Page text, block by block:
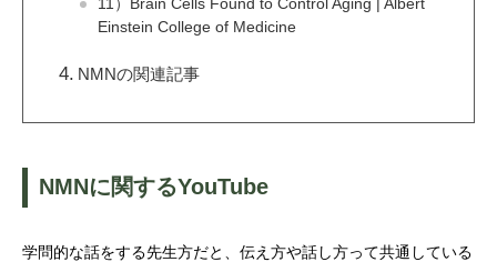
11）Brain Cells Found to Control Aging | Albert
Einstein College of Medicine
NMNの関連記事
NMNに関するYouTube
学問的な話をする先生方だと、伝え方や話し方って共通している